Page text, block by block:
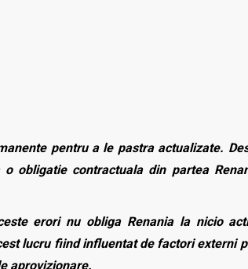
pentru a le pastra actualizate.
obligatie contractuala din partea
erori nu obliga Renania la nicio
lucru fiind influentat de factori externi
aprovizionare.